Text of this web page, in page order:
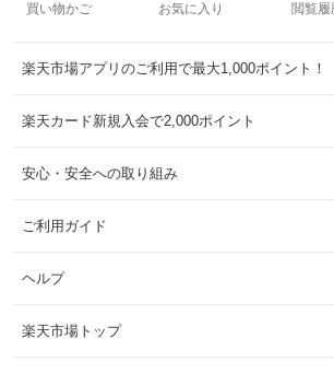
買い物かご お気に入り 閲覧履
楽天市場アプリのご利用で最大1,000ポイント！
楽天カード新規入会で2,000ポイント
安心・安全への取り組み
ご利用ガイド
ヘルプ
楽天市場トップ